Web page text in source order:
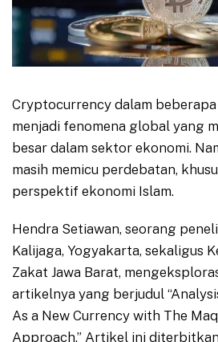
Cryptocurrency dalam
menjadi fenomena global yang
besar dalam sektor ekonomi.
masih memicu perdebatan,
perspektif ekonomi Islam.
Hendra Setiawan, seorang
Kalijaga, Yogyakarta, sekaligus
Zakat Jawa Barat,
artikelnya yang berjudul
As a New Currency with The
Approach.” Artikel ini